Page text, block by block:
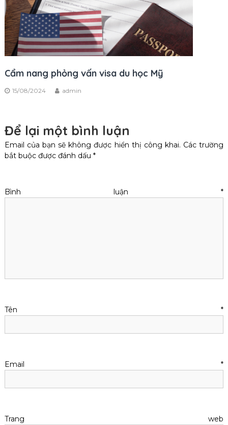
Cẩm nang phỏng vấn visa du học Mỹ
15/08/2024 admin
Để lại một bình luận
Email của bạn sẽ không được hiển thị công khai. Các trường
bắt buộc được đánh dấu *
Bình luận*
Tên*
Email*
Trang web